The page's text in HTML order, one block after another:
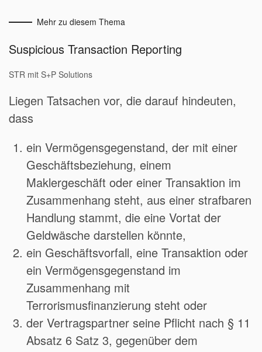
Mehr zu diesem Thema
Suspicious Transaction Reporting
STR mit S+P Solutions
Liegen Tatsachen vor, die darauf hindeuten,
dass
ein Vermögensgegenstand, der mit einer
Geschäftsbeziehung, einem
Maklergeschäft oder einer Transaktion im
Zusammenhang steht, aus einer strafbaren
Handlung stammt, die eine Vortat der
Geldwäsche darstellen könnte,
ein Geschäftsvorfall, eine Transaktion oder
ein Vermögensgegenstand im
Zusammenhang mit
Terrorismusfinanzierung steht oder
der Vertragspartner seine Pflicht nach § 11
Absatz 6 Satz 3, gegenüber dem